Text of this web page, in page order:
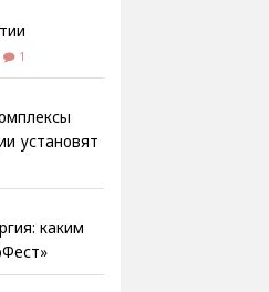
1
установят
каким